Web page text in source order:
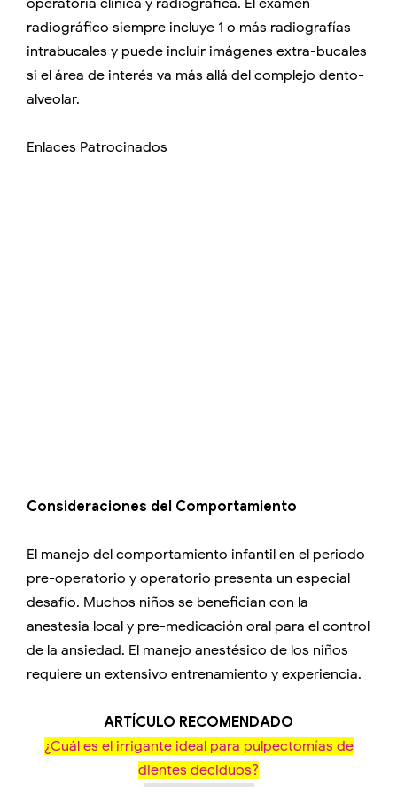
radiográfico siempre incluye 1 o más radiografías
intrabucales y puede incluir imágenes extra-bucales
si el área de interés va más allá del complejo dento-
alveolar.
Enlaces Patrocinados
Consideraciones del Comportamiento
El manejo del comportamiento infantil en el periodo
pre-operatorio y operatorio presenta un especial
desafío. Muchos niños se benefician con la
anestesia local y pre-medicación oral para el control
de la ansiedad. El manejo anestésico de los niños
requiere un extensivo entrenamiento y experiencia.
ARTÍCULO RECOMENDADO
¿Cuál es el irrigante ideal para pulpectomías de
dientes deciduos?